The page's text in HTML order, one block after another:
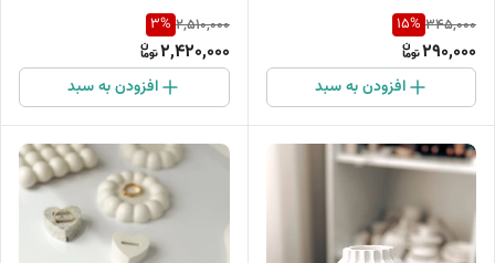
345,000
15%
290,000
افزودن به سبد
2,510,000
3%
2,420,000
افزودن به سبد